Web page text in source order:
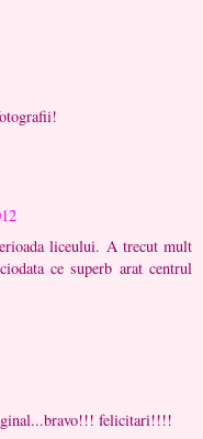
liceului. A trecut mult
ce superb arat centrul
felicitari!!!!